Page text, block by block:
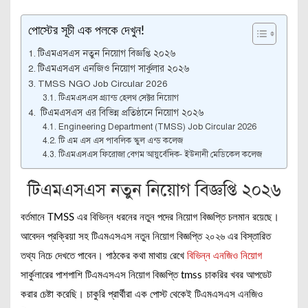
পোস্টের সূচী এক পলকে দেখুন!
টিএমএসএস নতুন নিয়োগ বিজ্ঞপ্তি ২০২৬
টিএমএসএস এনজিও নিয়োগ সার্কুলার ২০২৬
TMSS NGO Job Circular 2026
টিএমএসএস গ্র্যান্ড হেলথ সেক্টর নিয়োগ
টিএমএসএস এর বিভিন্ন প্রতিষ্ঠানে নিয়োগ ২০২৬
Engineering Department (TMSS) Job Circular 2026
টি এম এস এস পাবলিক স্কুল এন্ড কলেজ
টিএমএসএস ফিরোজা বেগম আয়ুর্বেদিক- ইউনানী মেডিকেল কলেজ
টিএমএসএস নতুন নিয়োগ বিজ্ঞপ্তি ২০২৬
বর্তমানে TMSS এর বিভিন্ন ধরনের নতুন পদের নিয়োগ বিজ্ঞপ্তি চলমান রয়েছে।
আবেদন প্রক্রিয়া সহ টিএমএসএস নতুন নিয়োগ বিজ্ঞপ্তি ২০২৬ এর বিস্তারিত
তথ্য নিচে দেখতে পাবেন। পাঠকের কথা মাথায় রেখে বিভিন্ন এনজিও নিয়োগ
সার্কুলারের পাশপাশি টিএমএসএস নিয়োগ বিজ্ঞপ্তি tmss চাকরির খবর আপডেট
করার চেষ্টা করেছি। চাকুরি প্রার্থীরা এক পোস্ট থেকেই টিএমএসএস এনজিও